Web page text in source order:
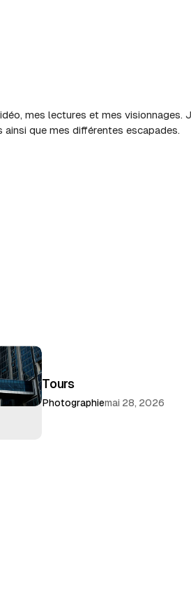
mes lectures et mes visionnages.
que mes différentes escapades.
Tours
Photographiemai 28, 2026